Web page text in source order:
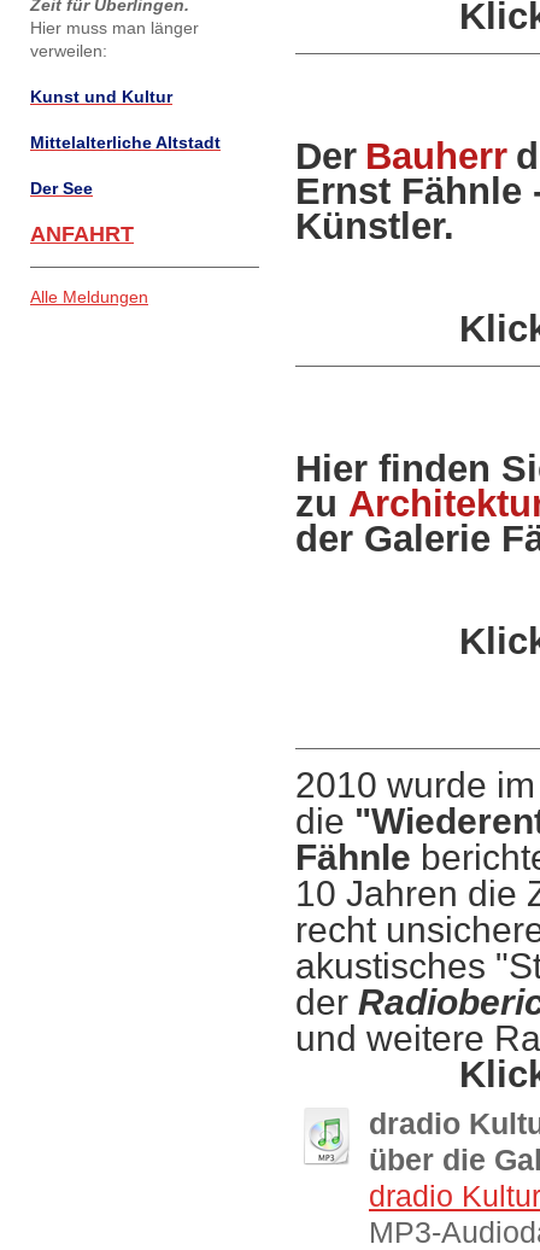
Der Bauherr
Ernst Fähnle
Künstler.
Hier finden
zu
der Galerie
2010 wurde
die
Fähnle
10 Jahren die
recht
akustisches
der
und weitere
dradio
über die
dradio
MP3-
Zeit für Überlingen.
Hier muss man länger
verweilen:
Kunst und Kultur
Mittelalterliche Altstadt
Der See
ANFAHRT
Alle Meldungen